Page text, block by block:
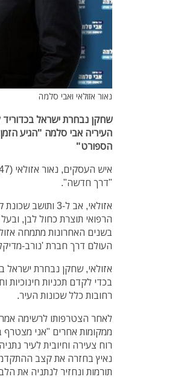
נאור אזולאי ואבי סלמה
שחקן נבחרת ישראל
העיריה אבי סלמה "הגיע
הספורט"
"דרך חדשה".
אזולאי, אב ל-3
הרפואי תוצרת כחול לבן,
בשנים האחרונות מתמחה
העולם דרך חברת 'נורב-
אזולאי, שחקן נבחרת ישראל
בכדי לקדם תכניות
רחובות כלל שכונות העיר.
לאחר הצטרפותו לרשימה
ממקומות אחרים "אני מצטרף
רוח צעירה וחיובית לעיר
נאיץ בחזרה את קצב
תורמות ונחזיר לנתניה את